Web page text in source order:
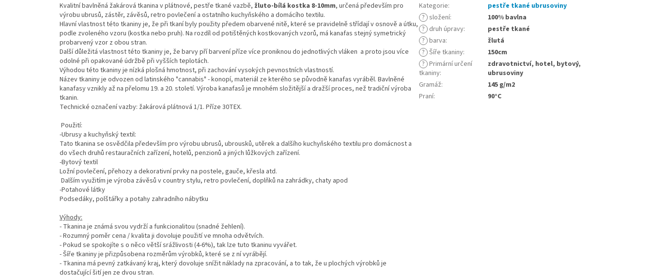
Kvalitní bavlněná žakárová tkanina v plátnové, pestře tkané vazbě, žluto-bílá kostka 8-10mm, určená především pro
výrobu ubrusů, zástěr, závěsů, retro povlečení a ostatního kuchyňského a domácího textilu.
Hlavní vlastnost této tkaniny je, že při tkaní byly použity předem obarvené nitě, které se pravidelně střídají v osnově a útku,
podle zvoleného vzoru (kostka nebo pruh). Na rozdíl od potištěných kostkovaných vzorů, má kanafas stejný symetrický
probarvený vzor z obou stran.
Další důležitá vlastnost této tkaniny je, že barvy pří barvení příze více proniknou do jednotlivých vláken a proto jsou více
odolné při opakované údržbě při vyšších teplotách.
Výhodou této tkaniny je nízká plošná hmotnost, při zachování vysokých pevnostních vlastností.
Název tkaniny je odvozen od latinského "cannabis" - konopí, materiál ze kterého se původně kanafas vyráběl. Bavlněné
kanafasy vznikly až na přelomu 19. a 20. století. Výroba kanafasů je mnohém složitější a dražší proces, než tradiční výroba
tkanin.
Technické označení vazby: žakárová plátnová 1/1. Příze 30TEX.
Použití:
-Ubrusy a kuchyňský textil:
Tato tkanina se osvědčila především pro výrobu ubrusů, ubrousků, utěrek a dalšího kuchyňského textilu pro domácnost a
do všech druhů restauračních zařízení, hotelů, penzionů a jiných lůžkových zařízení.
-Bytový textil
Ložní povlečení, přehozy a dekorativní prvky na postele, gauče, křesla atd.
Dalším využitím je výroba závěsů v country stylu, retro povlečení, doplňků na zahrádky, chaty apod
-Potahové látky
Podsedáky, polštářky a potahy zahradního nábytku
Výhody:
- Tkanina je známá svou vydrží a funkcionalitou (snadné žehlení).
- Rozumný poměr cena / kvalita ji dovoluje použití ve mnoha odvětvích.
- Pokud se spokojíte s o něco větší srážlivosti (4-6%), tak lze tuto tkaninu vyvářet.
- Šíře tkaniny je přizpůsobena rozměrům výrobků, které se z ní vyrábějí.
- Tkanina má pevný zatkávaný kraj, který dovoluje snížit náklady na zpracování, a to tak, že u plochých výrobků je
dostačující šití jen ze dvou stran.
Kategorie:
pestře tkané ubrusoviny
? složení:
100% bavlna
? druh úpravy:
pestře tkané
? barva:
žlutá
? Šíře tkaniny:
150cm
? Primární určení
tkaniny:
zdravotnictví, hotel, bytový,
ubrusoviny
Gramáž:
145 g/m2
Praní: 90°C